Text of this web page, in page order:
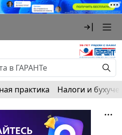
практика Налоги и